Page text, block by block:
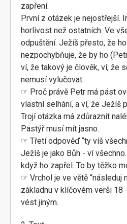
zapření.
První z otázek je nejostřejší.
horlivost než ostatních. Ve
odpuštění. Ježíš přesto, že
nezpochybňuje, že by ho
ví, že takový je člověk, ví, že
nemusí vylučovat.
☞ Proč právě Petr má pást
vlastní selhání, a ví, že Ježíš
Trojí otázka má zdůraznit
Pastýř musí mít jasno.
☞ Třetí odpověď “ty víš
Ježíš je jako Bůh - ví
když ho zapřel. To by těžko
☞ Vrchol je ve větě “následuj
základnu v klíčovém verši 18
vést jiným.